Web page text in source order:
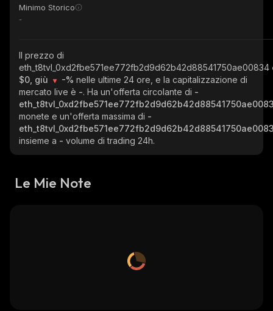
Minimo Storico
-
Il prezzo di
eth_t8tvl_0xd2fbe571ee772fb2d9d62b42d88541750ae00834
$0, giù
-% nelle ultime 24 ore, e la capitalizzazione di
mercato live è -. Ha un'offerta circolante di -
monete e un'offerta massima di -
insieme a - volume di trading 24h.
Le Mie Note